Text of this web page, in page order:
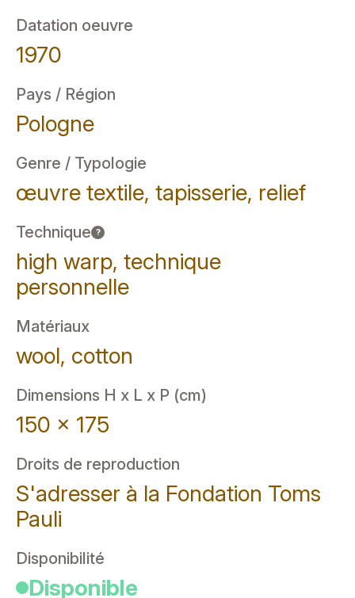
Datation oeuvre
1970
Pays / Région
Pologne
Genre / Typologie
œuvre textile, tapisserie, relief
Technique ?
high warp, technique
personnelle
Matériaux
wool, cotton
Dimensions H x L x P (cm)
150 x 175
Droits de reproduction
S'adresser à la Fondation Toms
Pauli
Disponibilité
Disponible